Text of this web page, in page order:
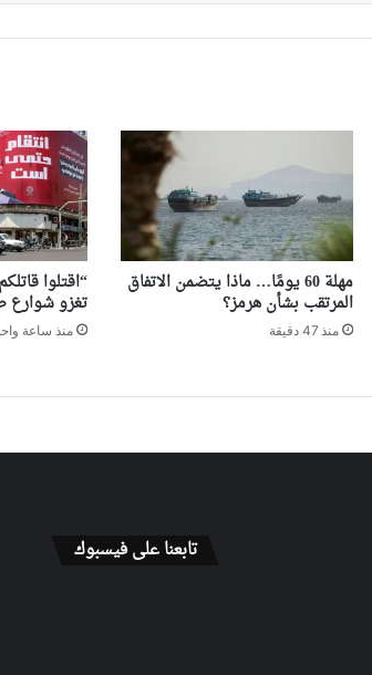
مهلة 60 يومًا… ماذا يتضمن الاتفاق
المرتقب بشأن هرمز؟
منذ 47 دقيقة
“اقتلوا
تغزو شوارع
منذ ساعة
تابعنا على فيسبوك